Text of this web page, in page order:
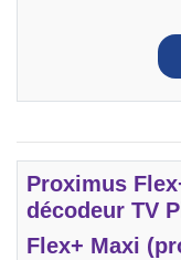
Proximus
décodeur TV
Flex+ Maxi